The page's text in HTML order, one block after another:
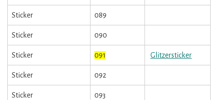
Sticker 089
Sticker 090
Sticker 091 Glitzersticker
Sticker 092
Sticker 093